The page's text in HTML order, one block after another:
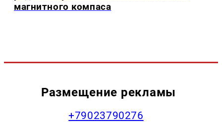
магнитного компаса
Размещение рекламы
+79023790276